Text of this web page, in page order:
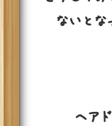
ないとな
ヘア